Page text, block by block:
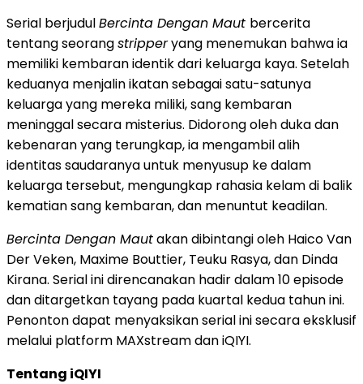
Serial berjudulBercinta Dengan Maut bercerita
tentang seorangstripperyang menemukan bahwa ia
memiliki kembaran identik dari keluarga kaya. Setelah
keduanya menjalin ikatan sebagai satu-satunya
keluarga yang mereka miliki, sang kembaran
meninggal secara misterius. Didorong oleh duka dan
kebenaran yang terungkap, ia mengambil alih
identitas saudaranya untuk menyusup ke dalam
keluarga tersebut, mengungkap rahasia kelam di balik
kematian sang kembaran, dan menuntut keadilan.
Bercinta Dengan Mautakan dibintangi oleh Haico Van
Der Veken, Maxime Bouttier, Teuku Rasya, dan Dinda
Kirana. Serial ini direncanakan hadir dalam 10 episode
dan ditargetkan tayang pada kuartal kedua tahun ini.
Penonton dapat menyaksikan serial ini secara eksklusif
melalui platform MAXstream dan iQIYI.
Tentang iQIYI